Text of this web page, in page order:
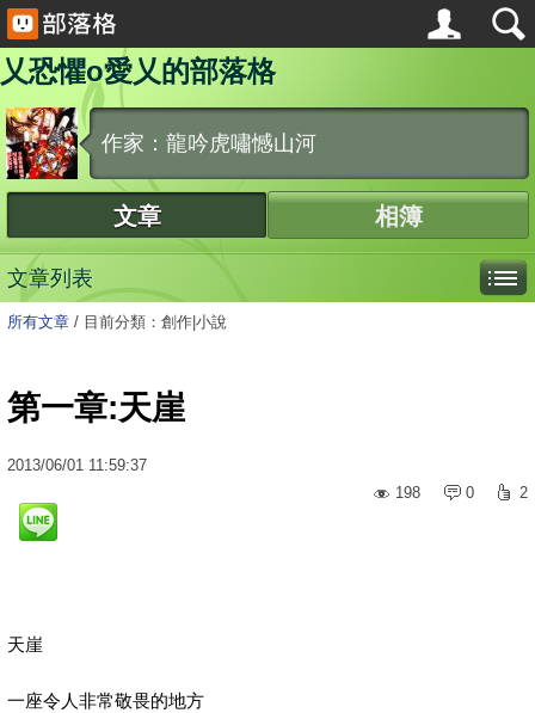
乂恐懼o愛乂的部落格
作家：龍吟虎嘯憾山河
文章 相簿
文章列表
所有文章 / 目前分類：創作|小說
第一章:天崖
2013/06/01 11:59:37
198
0 2
天崖
一座令人非常敬畏的地方